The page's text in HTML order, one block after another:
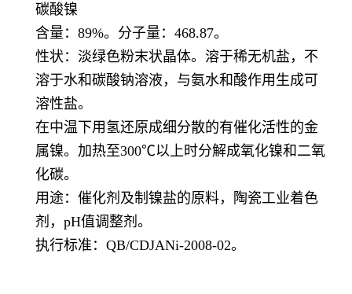
碳酸镍
含量：89%。分子量：468.87。
性状：淡绿色粉末状晶体。溶于稀无机盐，不
溶于水和碳酸钠溶液，与氨水和酸作用生成可
溶性盐。
在中温下用氢还原成细分散的有催化活性的金
属镍。加热至300℃以上时分解成氧化镍和二氧
化碳。
用途：催化剂及制镍盐的原料，陶瓷工业着色
剂，pH值调整剂。
执行标准：QB/CDJANi-2008-02。